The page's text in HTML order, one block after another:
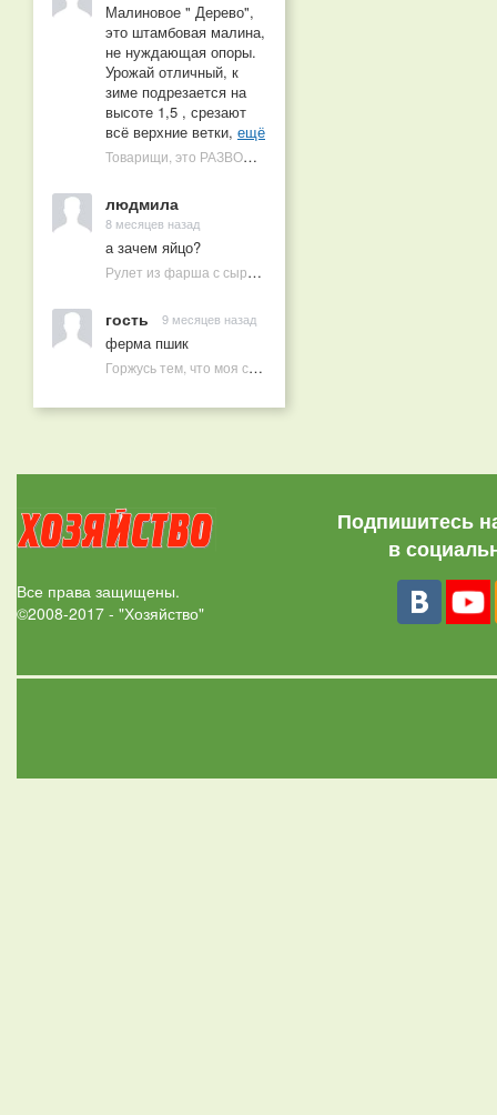
Малиновое " Дерево",
это штамбовая малина,
не нуждающая опоры.
Урожай отличный, к
зиме подрезается на
высоте 1,5 , срезают
всё верхние ветки, ещё
Товарищи, это РАЗВОД! Почему малиновых деревьев не бывает, или Как ушлые продавцы наживаются на мечтах садоводов
людмила
8 месяцев назад
а зачем яйцо?
Рулет из фарша с сыром в духовке
гость 9 месяцев назад
ферма пшик
Горжусь тем, что моя семья круглый год не нуждается в покупных витаминах
Все права защищены.
©2008-2017 - "Хозяйство"
Подпишитесь
в